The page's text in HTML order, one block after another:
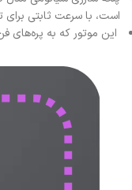
است، با سرعت ثابتی برای
این موتور که به پره‌های فن با شکل